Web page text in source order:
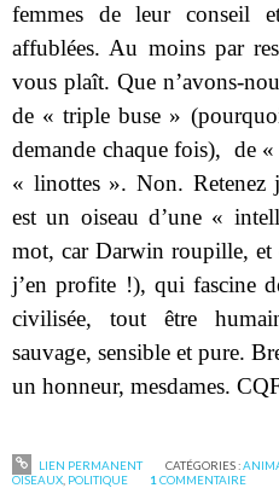
femmes de leur conseil
affublées. Au moins par
vous plaît. Que n’avons-
de « triple buse »
demande chaque fois), de
« linottes ». Non. Retenez
est un oiseau d’une «
mot, car Darwin roupille,
j’en profite !), qui fascine
civilisée, tout être
sauvage, sensible et pure.
un honneur, mesdames.
LIEN PERMANENT CATÉGORIES :
OISEAUX POLITIQUE 1 COMMENTAIRE